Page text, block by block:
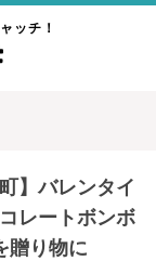
ッチ！
】バレンタイ
レートボンボ
贈り物に